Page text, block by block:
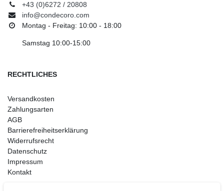
+43 (0)6272 / 20808
info@condecoro.com
Montag - Freitag: 10:00 - 18:00
Samstag 10:00-15:00
RECHTLICHES
Versandkosten
Zahlungsarten
AGB
Barrierefreiheitserklärung
Widerrufsrecht
Datenschutz
Impressum
Kontakt